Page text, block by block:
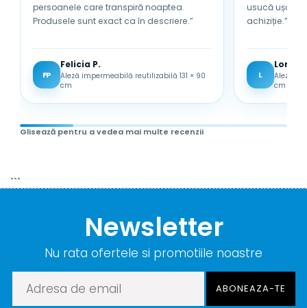
Din motive de igiena acest
daca este scos din
ambalaj!
persoanele care transpiră noaptea.
Produsele sunt exact ca în descriere.”
FP
Felicia P.
Aleză impermeabilă reutilizabilă 131 × 90
cm
usucă ușor. Sunt foarte mulțumită de
achiziție.”
L
Aleză
cm
Glisează pentru a vedea mai multe recenzii
```
Newsletter
Nu rata ofertele si promotiile noastre